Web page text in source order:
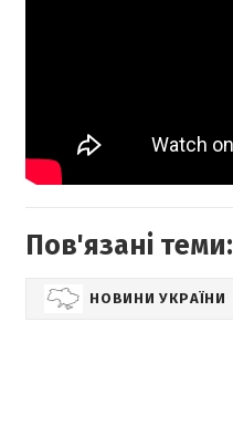
Пов'язані теми:
НОВИНИ УКРАЇНИ